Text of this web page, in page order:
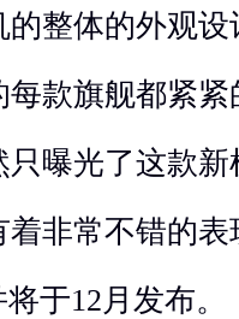
整体的外观
款旗舰都紧
只曝光了这款
非常不错的
于12月发布。